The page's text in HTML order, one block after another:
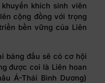
khích sinh viên
cộng đồng với trọng
bền vững của Liên
bảng đấu sẽ có cơ hội
được coi là Liên hoan
Á-Thái Bình Dương)